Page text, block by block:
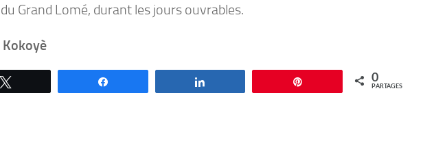
Grand Lomé, durant les jours ouvrables.
Kokoyè
0
PARTAGES